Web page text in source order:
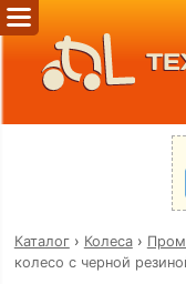
Каталог› Колеса›
колесо с черной